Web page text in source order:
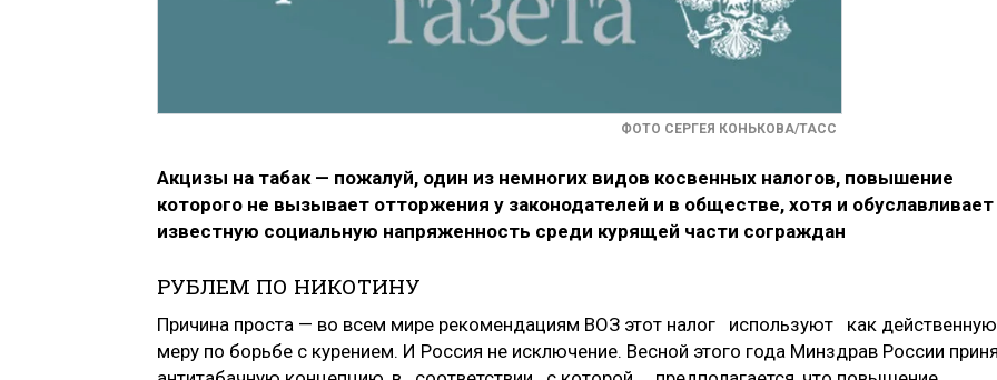
ФОТО СЕРГЕЯ КОНЬКОВА/ТАСС
Акцизы на табак — пожалуй, один из немногих видов косвенных налогов, повышение
которого не вызывает отторжения у законодателей и в обществе, хотя и обуславливает
известную социальную напряженность среди курящей части сограждан
РУБЛЕМ ПО НИКОТИНУ
Причина проста — во всем мире рекомендациям ВОЗ этот налог используют как действенную
меру по борьбе с курением. И Россия не исключение. Весной этого года Минздрав России